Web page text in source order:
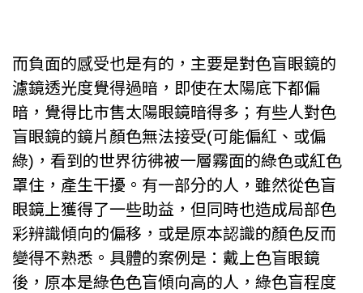
而負面的感受也是有的，主要是對色盲眼鏡的
濾鏡透光度覺得過暗，即使在太陽底下都偏
暗，覺得比市售太陽眼鏡暗得多；有些人對色
盲眼鏡的鏡片顏色無法接受(可能偏紅、或偏
綠)，看到的世界彷彿被一層霧面的綠色或紅色
罩住，產生干擾。有一部分的人，雖然從色盲
眼鏡上獲得了一些助益，但同時也造成局部色
彩辨識傾向的偏移，或是原本認識的顏色反而
變得不熟悉。具體的案例是：戴上色盲眼鏡
後，原本是綠色色盲傾向高的人，綠色盲程度